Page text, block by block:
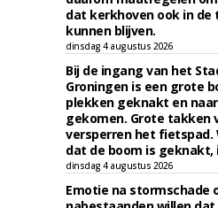
dat kerkhoven ook in
kunnen blijven.
dinsdag 4 augustus 2026
Bij de ingang van het
Groningen is een grote
plekken geknakt en
gekomen. Grote takken
versperren het fietspad.
dat de boom is geknakt,
dinsdag 4 augustus 2026
Emotie na stormschade